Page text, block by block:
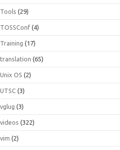
Tools (29)
TOSSConf (4)
Training (17)
translation (65)
Unix OS (2)
UTSC (3)
vglug (3)
videos (322)
vim (2)